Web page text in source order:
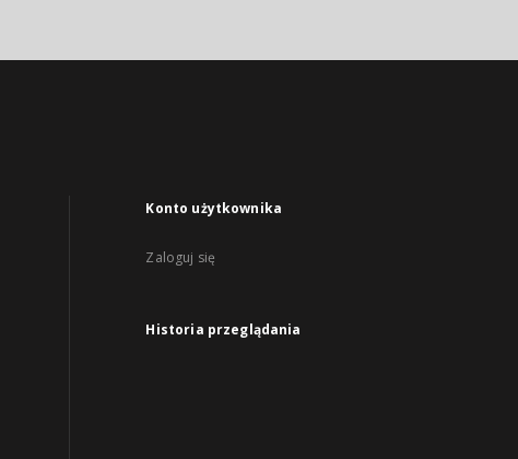
Konto użytkownika
Zaloguj się
Historia przeglądania